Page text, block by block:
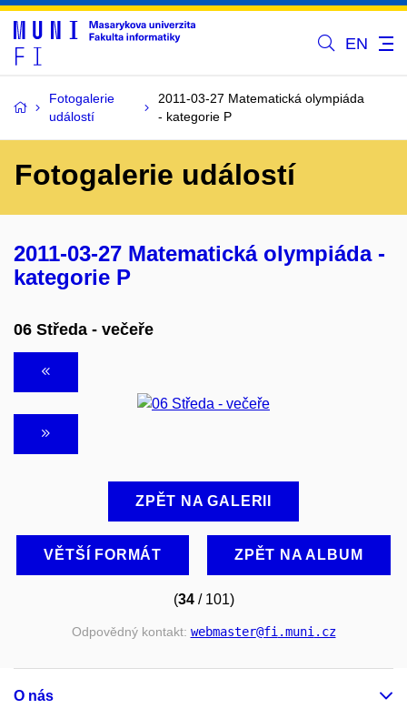
EN
Fotogalerie
událostí
2011-03-27 Matematická olympiáda
- kategorie P
Fotogalerie událostí
2011-03-27 Matematická olympiáda -
kategorie P
06 Středa - večeře
ZPĚT NA GALERII
VĚTŠÍ FORMÁT ZPĚT NA ALBUM
(34/ 101)
Odpovědný kontakt: webmaster@fi.muni.cz
O nás